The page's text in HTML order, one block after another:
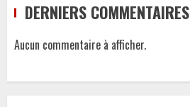
DERNIERS COMMENTAIRES
Aucun commentaire à afficher.